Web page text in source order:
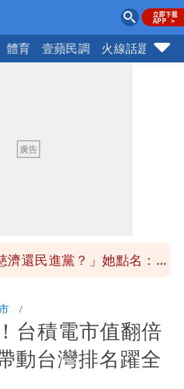
體育 壹蘋民調 火線話題
10.6億！網紅稱慈濟聲明
的該緊張了
濟還民進黨？」她點名：蔣
化
大叔」驚傳猝逝！最後身
不對
！律師看聲明揪「3點
台積電市值翻倍
台灣排名躍全